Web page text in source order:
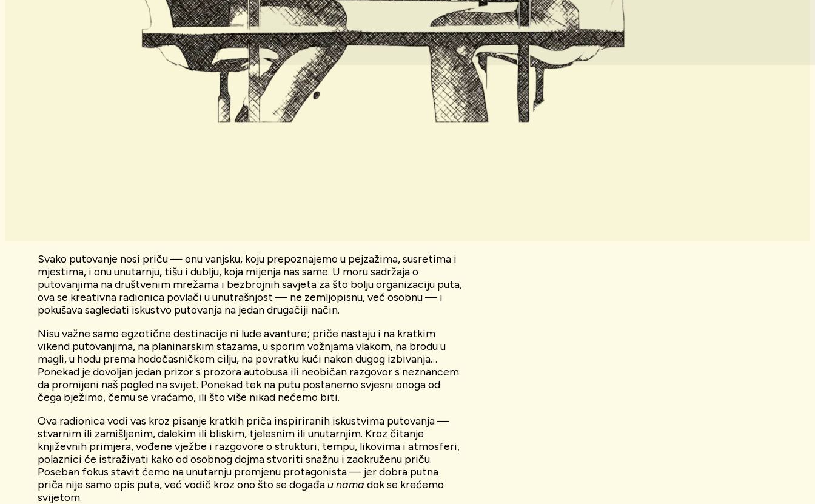
Svako putovanje nosi priču — onu vanjsku, koju prepoznajemo u pejzažima, susretima i
mjestima, i onu unutarnju, tišu i dublju, koja mijenja nas same. U moru sadržaja o
putovanjima na društvenim mrežama i bezbrojnih savjeta za što bolju organizaciju puta,
ova se kreativna radionica povlači u unutrašnjost — ne zemljopisnu, već osobnu — i
pokušava sagledati iskustvo putovanja na jedan drugačiji način.
Nisu važne samo egzotične destinacije ni lude avanture; priče nastaju i na kratkim
vikend putovanjima, na planinarskim stazama, u sporim vožnjama vlakom, na brodu u
magli, u hodu prema hodočasničkom cilju, na povratku kući nakon dugog izbivanja…
Ponekad je dovoljan jedan prizor s prozora autobusa ili neobičan razgovor s neznancem
da promijeni naš pogled na svijet. Ponekad tek na putu postanemo svjesni onoga od
čega bježimo, čemu se vraćamo, ili što više nikad nećemo biti.
Ova radionica vodi vas kroz pisanje kratkih priča inspiriranih iskustvima putovanja —
stvarnim ili zamišljenim, dalekim ili bliskim, tjelesnim ili unutarnjim. Kroz čitanje
književnih primjera, vođene vježbe i razgovore o strukturi, tempu, likovima i atmosferi,
polaznici će istraživati kako od osobnog dojma stvoriti snažnu i zaokruženu priču.
Poseban fokus stavit ćemo na unutarnju promjenu protagonista — jer dobra putna
priča nije samo opis puta, već vodič kroz ono što se događau nama dok se krećemo
svijetom.